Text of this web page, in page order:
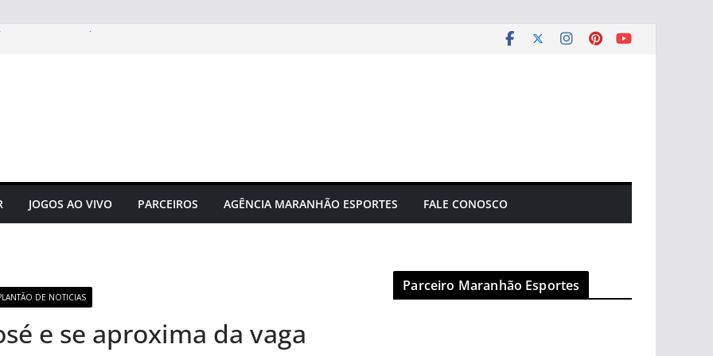
Neto é campeão
futebol maranhense
do jogo Maranhão x
JOGOS AO VIVO PARCEIROS AGÊNCIA MARANHÃO ESPORTES FALE CONOSCO
DE NOTICIAS
e se aproxima da vaga
Parceiro Maranhão Esportes